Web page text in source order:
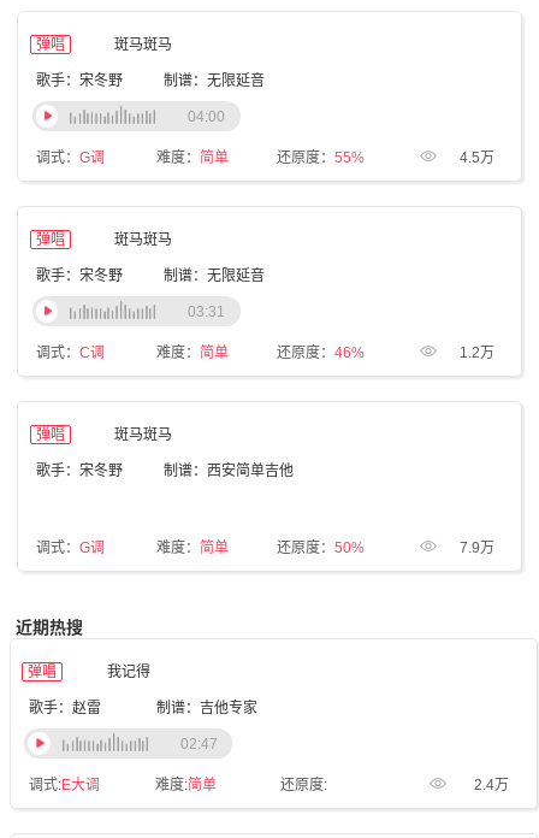
弹唱 斑马斑马
歌手：宋冬野 制谱：无限延音
调式： G调 难度： 简单 还原度： 55% 4.5万
04:00
弹唱 斑马斑马
歌手：宋冬野 制谱：无限延音
调式： C调 难度： 简单 还原度： 46% 1.2万
03:31
弹唱 斑马斑马
歌手：宋冬野 制谱：西安简单吉他
调式： G调 难度： 简单 还原度： 50% 7.9万
近期热搜
弹唱 我记得
歌手：赵雷 制谱：吉他专家
调式:E大调 难度:简单 还原度: 2.4万
02:47